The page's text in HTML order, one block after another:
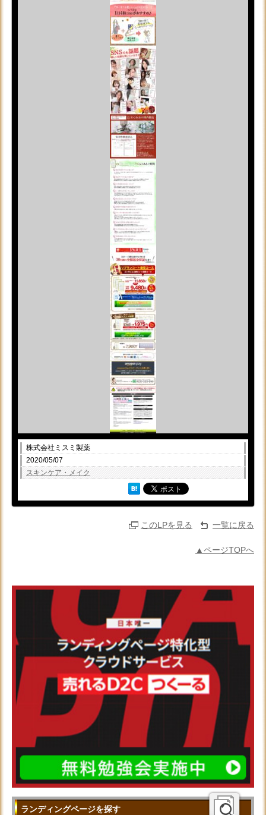
株式会社ミスミ製薬
2020/05/07
スキンケア・メイク
このLPを見る 一覧に戻る
▲ページTOPへ
ランディングページを探す